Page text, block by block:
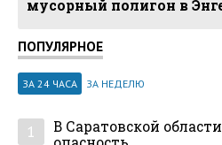
мусорный полигон в
ПОПУЛЯРНОЕ
ЗА 24 ЧАСА ЗА НЕДЕЛЮ
1
В Саратовской